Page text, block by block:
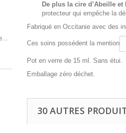
De plus la cire d’Abeille et
protecteur qui empêche la
Fabriqué en Occitanie avec des
Ces soins possèdent la mention
Pot en verre de 15 ml. Sans étui.
Emballage zéro déchet.
30 AUTRES